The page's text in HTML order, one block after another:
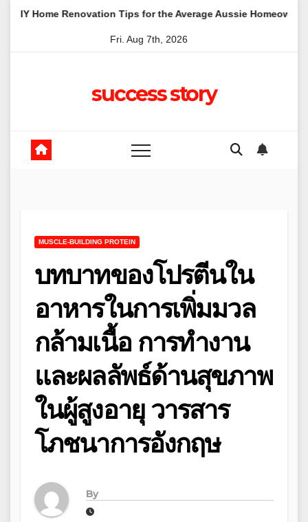
Skip
Tips for the Average Aussie Homeowner How to
Fri. Aug 7th, 2026
success story
MUSCLE-BUILDING PROTEIN
บทบาทของโปรตีนใน
อาหารในการเพิ่มมวล
กล้ามเนื้อ การทำงาน
และผลลัพธ์ด้านสุขภาพ
ในผู้สูงอายุ วารสาร
โภชนาการอังกฤษ
By